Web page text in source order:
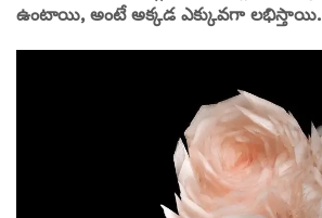
ఉంటాయి, అంటే అక్కడ ఎక్కువగా లభిస్తాయి.